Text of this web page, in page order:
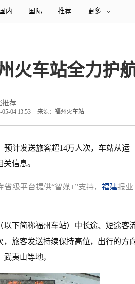
国内 国际 推荐 更多
火车站全力护
推荐
05-04 13:53 来源：福州火车站
预计发送旅客超14万人次，车站从运
信息。
级平台提供“智媒+”支持， 福建报业
以下简称福州车站）中长途、短途客
旅客发送持续保持高位，出行的方
武夷山等地。